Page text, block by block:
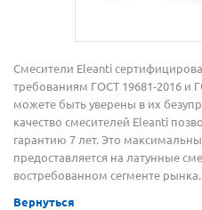
Смесители Eleanti
требованиям ГОСТ 19681-2016 и
можете быть уверены в их
качество смесителей Eleanti
гарантию 7 лет. Это
предоставляется на латунные
востребованном сегменте рынка.
Вернуться